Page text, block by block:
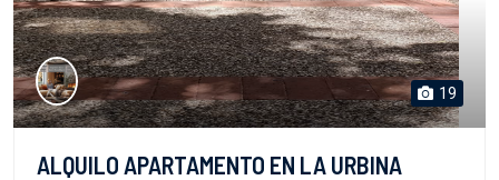
19
ALQUILO APARTAMENTO EN LA URBINA